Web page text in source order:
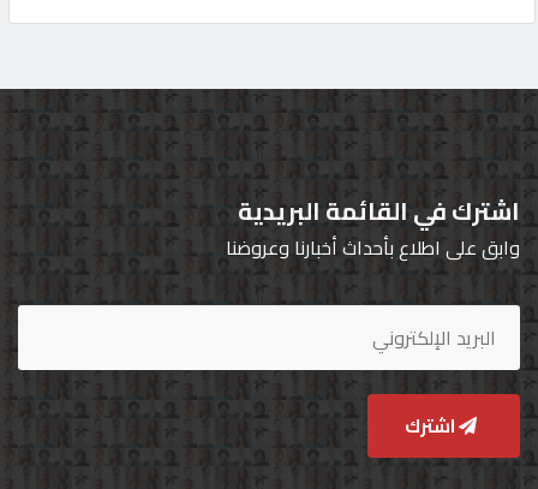
اشترك في القائمة البريدية
وابق على اطلاع بأحداث أخبارنا وعروضنا
اشترك